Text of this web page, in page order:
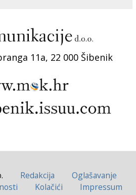
11a, 22 000 Šibenik
Redakcija
Oglašavanje
Kolačići
Impressum